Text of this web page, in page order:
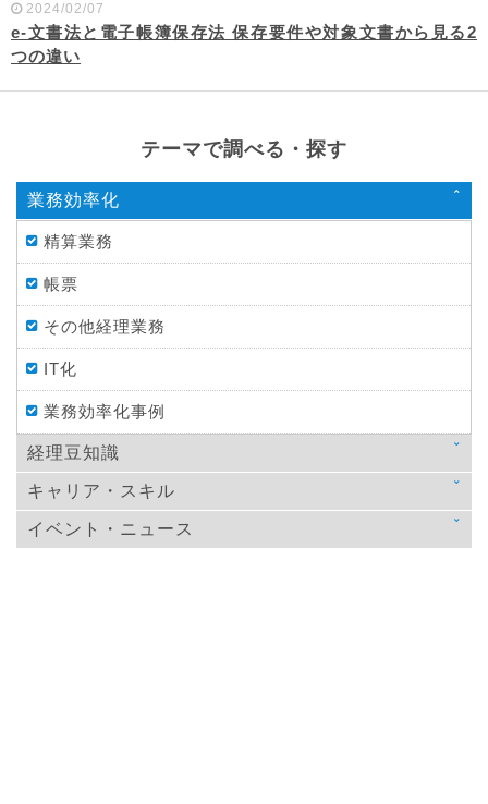
2024/02/07
e-文書法と電子帳簿保存法 保存要件や対象文書から見る2
つの違い
テーマで調べる・探す
業務効率化
精算業務
帳票
その他経理業務
IT化
業務効率化事例
経理豆知識
法律
税金
キャリア・スキル
スキルアップ
イベント・ニュース